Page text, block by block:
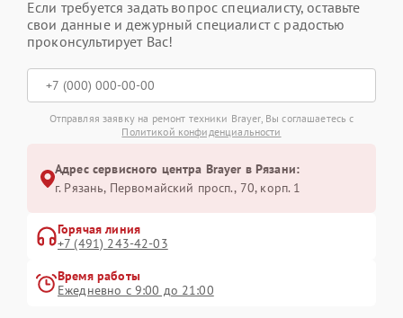
Если требуется задать вопрос специалисту, оставьте
свои данные и дежурный специалист с радостью
проконсультирует Вас!
Отправляя заявку на ремонт техники Brayer, Вы соглашаетесь с
Политикой конфиденциальности
Адрес сервисного центра Brayer в Рязани:
г. Рязань, Первомайский просп., 70, корп. 1
Горячая линия
+7 (491) 243-42-03
Время работы
Ежедневно с 9:00 до 21:00